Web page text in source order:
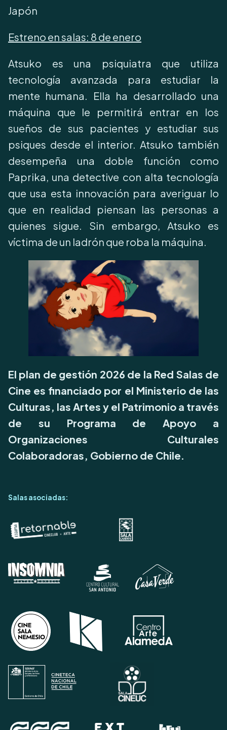
Japón
Estreno en salas: 8 de enero
Atsuko es una psiquiatra que utiliza
tecnología avanzada para estudiar la
mente humana. Ella ha desarrollado una
máquina que le permitirá entrar en los
sueños de sus pacientes y estudiar sus
psiques desde el interior. Atsuko también
desempeña una doble función como
Paprika, una detective con alta tecnología
que usa esta innovación para averiguar lo
que en realidad piensan las personas a
quienes sigue. Sin embargo, Atsuko es
víctima de un ladrón que roba la máquina.
El plan de gestión 2026 de la Red Salas de
Cine es financiado por el Ministerio de las
Culturas, las Artes y el Patrimonio a través
de su Programa de Apoyo a
Organizaciones Culturales
Colaboradoras, Gobierno de Chile.
Salas asociadas: